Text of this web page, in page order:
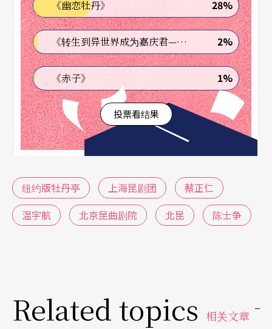
一回事。
但这都是花边心情了。这番壮举有被抬高、夸大的
嫌疑，原因是，说起来，马拉松式演出少见多怪，
台湾不熟悉这样的演出形式，只能怪自己见识浅
短。再者，这出标榜马拉松演出的戏，真正如我类
这般连看三天六场的可能不是太多；观众席上「左
邻右舍」来来去去，面孔常常更新，外国观众不见
得非看全本不可，马拉松其实常常被换成接力。再
来，这出戏，如果不经过去年十月被上海当局禁演
风波，恐怕不会受到如此瞩目。它的身分像「难
的种种因素，复杂化了这出戏，但的确，也深化了
《幽恋牡丹》 28%
《转生到异世界成为嘉庆君—发现我的祖先是诈骗集团!?》 2%
《赤子》 1%
投票看结果
纽约版牡丹亭 上海昆剧团
蔡正仁
温宇航
北京昆曲剧院 北昆 陈士争
Related topics 相关文章